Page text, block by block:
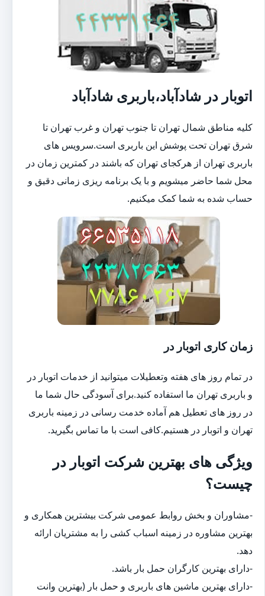
اتوبار در شادآباد،باربری شادآباد
کلیه مناطق شمال تهران تا جنوب تهران و غرب تهران تا
شرق تهران تحت پوشش این باربری است.سرویس های
باربری تهران از هرکجای تهران که باشند در کمترین زمان در
محل شما حاضر میشویم و با یک برنامه ریزی زمانی دقیق و
حساب شده به شما کمک میکنیم.
زمان کاری اتوبار در
در تمام روز های هفته وتعطیلات میتوانید از خدمات اتوبار در
و باربری تهران ما استفاده کنید.برای آسودگی حال شما ما
در روز های تعطیل هم آماده خدمت رسانی در زمینه باربری
تهران و اتوبار در هستیم.کافی است با ما تماس بگیرید.
ویژگی های بهترین شرکت اتوبار در
چیست؟
-مشاوران و بخش روابط عمومی شرکت بیشترین همکاری و
بهترین مشاوره در زمینه اسباب کشی را به مشتریان ارائه
دهد.
-دارای بهترین کارگران حمل بار باشد.
-دارای بهترین ماشین های باربری و حمل بار (بهترین وانت